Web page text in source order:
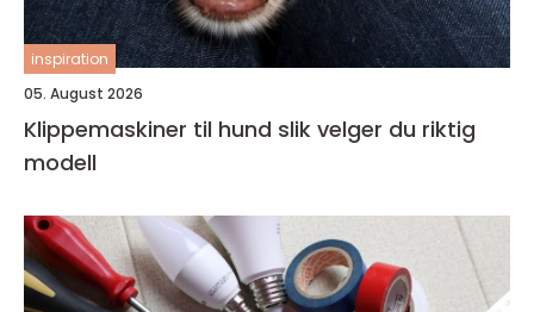
inspiration
05. August 2026
Klippemaskiner til hund slik velger du riktig
modell